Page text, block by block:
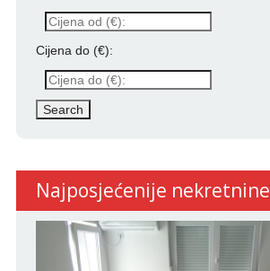
Cijena do (€):
Najposjećenije nekretnine